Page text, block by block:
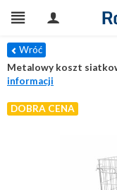
Wróć
Metalowy koszt
informacji
DOBRA CENA